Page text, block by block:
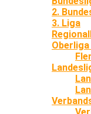
2.
3. Liga